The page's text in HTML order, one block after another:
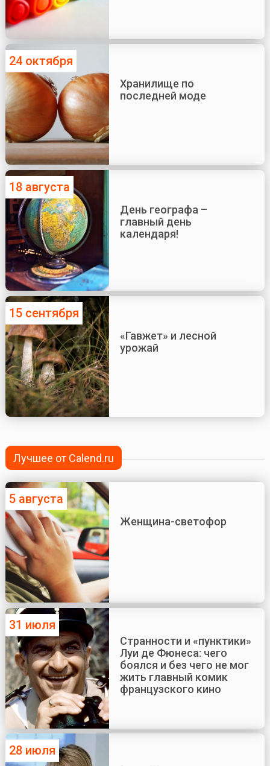
24 октября
Хранилище по
последней моде
18 августа
День географа –
главный день
календаря!
15 сентября
«Гавжет» и лесной
урожай
Лучшее от Calend.ru
5 августа
Женщина-светофор
31 июля
Странности и «пунктики»
Луи де Фюнеса: чего
боялся и без чего не мог
жить главный комик
французского кино
28 июля